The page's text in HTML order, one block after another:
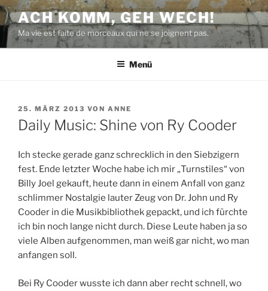
Zum
Inhalt
springen
ACH KOMM, GEH WECH!
Ma vie est faite de morceaux qui ne se joignent pas.
Menü
VERÖFFENTLICHT
AM
25. MÄRZ 2013 VON ANNE
Daily Music: Shine von Ry Cooder
Ich stecke gerade ganz schrecklich in den Siebzigern
fest. Ende letzter Woche habe ich mir „Turnstiles“ von
Billy Joel gekauft, heute dann in einem Anfall von ganz
schlimmer Nostalgie lauter Zeug von Dr. John und Ry
Cooder in die Musikbibliothek gepackt, und ich fürchte
ich bin noch lange nicht durch. Diese Leute haben ja so
viele Alben aufgenommen, man weiß gar nicht, wo man
anfangen soll.
Bei Ry Cooder wusste ich dann aber recht schnell, wo